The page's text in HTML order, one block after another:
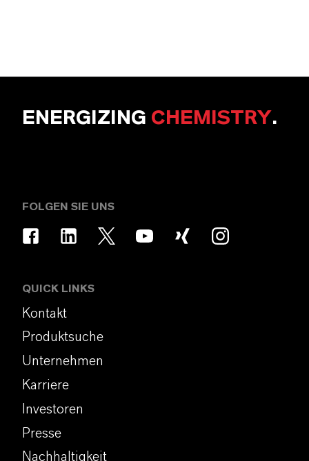
ENERGIZING CHEMISTRY.
FOLGEN SIE UNS
QUICK LINKS
Kontakt
Produktsuche
Unternehmen
Karriere
Investoren
Presse
Nachhaltigkeit